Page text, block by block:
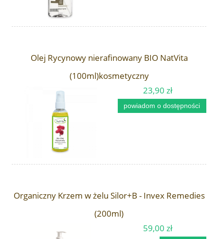
Olej Rycynowy nierafinowany BIO NatVita
(100ml)kosmetyczny
23,90 zł
powiadom o dostępności
Organiczny Krzem w żelu Silor+B - Invex Remedies
(200ml)
59,00 zł